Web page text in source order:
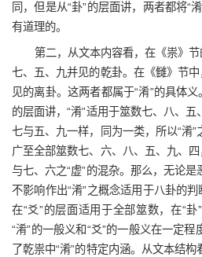
同，但是从“卦”的层面讲，两者都将“
有道理的。
第二，从文本内容看，在《祟》
七、五、九并见的乾卦。在《雠》节
见的离卦。这两者都属于“淆”的具体
的层面讲，“淆”适用于筮数七、八、
七与五、九一样，同为一类，所以“淆
广至全部筮数七、六、八、五、九、
与七、六之“虚”的混杂。那么，无论
不影响作出“淆”之概念适用于八卦的
在“爻”的层面适用于全部筮数，在“卦
“淆”的一般义和“爻”的一般义在一定
了乾祟中“淆”的特定内涵。从文本结